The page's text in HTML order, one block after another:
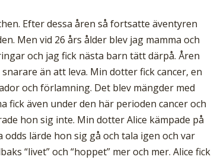
Efter dessa åren så fortsatte äventyren
Men vid 26 års ålder blev jag mamma och
och jag fick nästa barn tätt därpå. Åren
än att leva. Min dotter fick cancer, en
och förlamning. Det blev mängder med
fick även under den här perioden cancer och
hon sig inte. Min dotter Alice kämpade på
lärde hon sig gå och tala igen och var
“livet” och “hoppet” mer och mer. Alice fick